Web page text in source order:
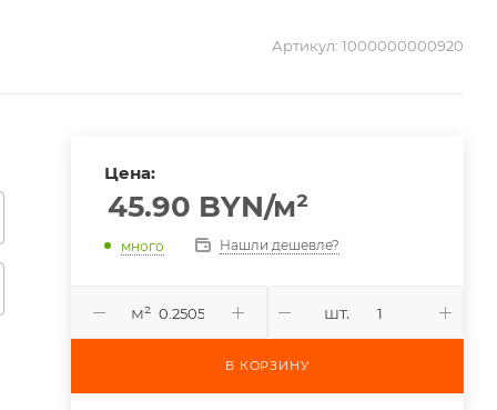
Артикул: 1000000000920
Цена:
45.90 BYN/м²
много Нашли дешевле?
м² шт.
В КОРЗИНУ